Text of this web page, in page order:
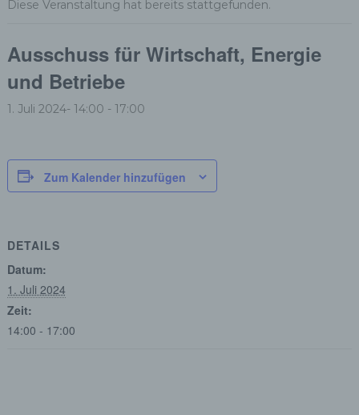
Diese Veranstaltung hat bereits stattgefunden.
Ausschuss für Wirtschaft, Energie
und Betriebe
1. Juli 2024- 14:00 - 17:00
Zum Kalender hinzufügen
DETAILS
Datum:
1. Juli 2024
Zeit:
14:00 - 17:00